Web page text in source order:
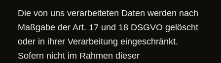
Die von uns verarbeiteten Daten werden nach
Maßgabe der Art. 17 und 18 DSGVO gelöscht
oder in ihrer Verarbeitung eingeschränkt.
Sofern nicht im Rahmen dieser